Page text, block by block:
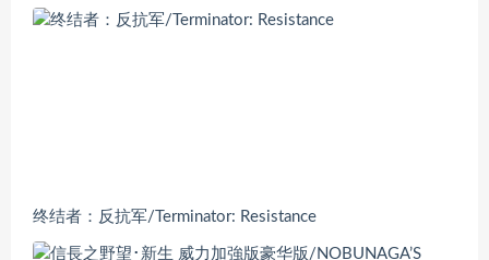
终结者：反抗军/Terminator: Resistance